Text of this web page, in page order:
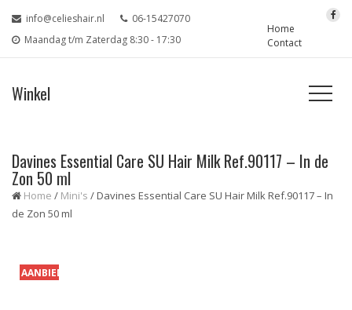
info@celieshair.nl
06-15427070
Maandag t/m Zaterdag 8:30 - 17:30
Home
Contact
Winkel
Davines Essential Care SU Hair Milk Ref.90117 – In de
Zon 50 ml
Home / Mini's / Davines Essential Care SU Hair Milk Ref.90117 – In
de Zon 50 ml
AANBIEDING!